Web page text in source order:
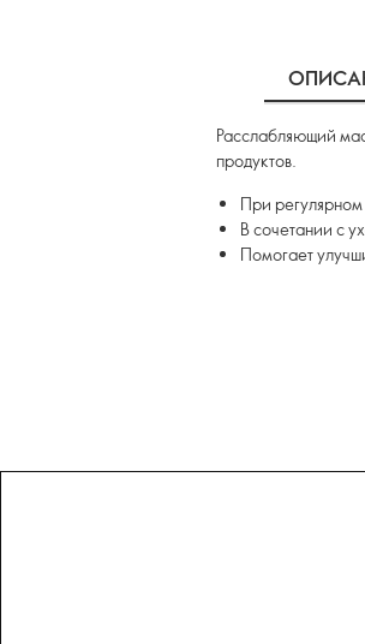
Расслабляющий
продуктов.
При регулярном
В сочетании с
Помогает